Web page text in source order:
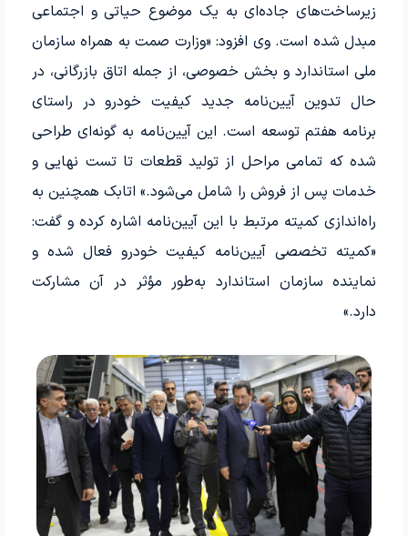
زیرساخت‌های جاده‌ای به یک موضوع حیاتی و اجتماعی
مبدل شده است. وی افزود: «وزارت صمت به همراه سازمان
ملی استاندارد و بخش خصوصی، از جمله اتاق بازرگانی، در
حال تدوین آیین‌نامه جدید کیفیت خودرو در راستای
برنامه هفتم توسعه است. این آیین‌نامه به گونه‌ای طراحی
شده که تمامی مراحل از تولید قطعات تا تست نهایی و
خدمات پس از فروش را شامل می‌شود.» اتابک همچنین به
راه‌اندازی کمیته مرتبط با این آیین‌نامه اشاره کرده و گفت:
«کمیته تخصصی آیین‌نامه کیفیت خودرو فعال شده و
نماینده سازمان استاندارد به‌طور مؤثر در آن مشارکت
دارد.»